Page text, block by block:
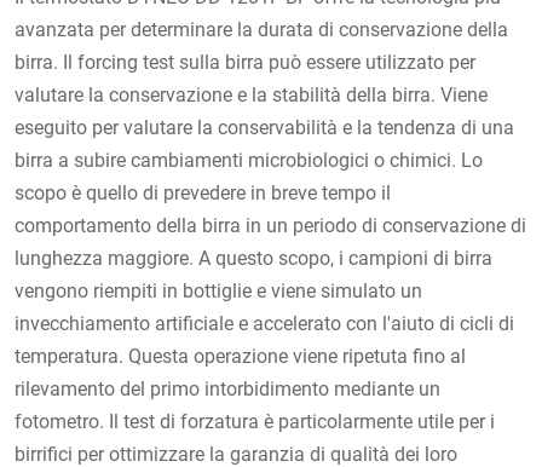
avanzata per determinare la durata di conservazione della
birra. Il forcing test sulla birra può essere utilizzato per
valutare la conservazione e la stabilità della birra. Viene
eseguito per valutare la conservabilità e la tendenza di una
birra a subire cambiamenti microbiologici o chimici. Lo
scopo è quello di prevedere in breve tempo il
comportamento della birra in un periodo di conservazione di
lunghezza maggiore. A questo scopo, i campioni di birra
vengono riempiti in bottiglie e viene simulato un
invecchiamento artificiale e accelerato con l'aiuto di cicli di
temperatura. Questa operazione viene ripetuta fino al
rilevamento del primo intorbidimento mediante un
fotometro. Il test di forzatura è particolarmente utile per i
birrifici per ottimizzare la garanzia di qualità dei loro